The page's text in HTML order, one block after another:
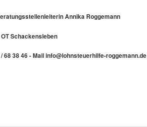
Annika Roggemann
Schackensleben
68 38 46 - Mail info@lohnsteuerhilfe-roggemann.de